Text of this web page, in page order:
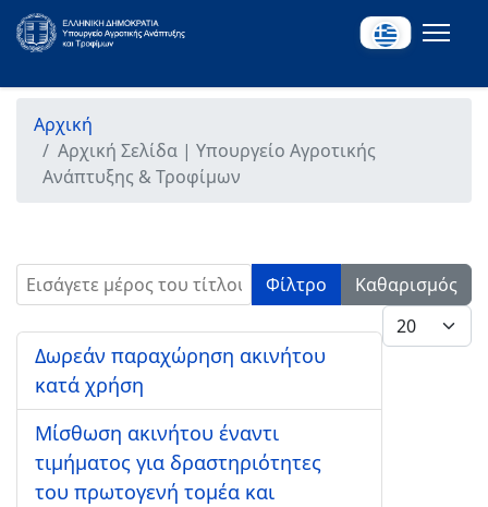
Αρχική
Αρχική Σελίδα | Υπουργείο Αγροτικής
Ανάπτυξης & Τροφίμων
Εισάγετε μέρος του τίτλου. Φίλτρο
Καθαρισμός
Εμφάνιση #
Δωρεάν παραχώρηση ακινήτου
κατά χρήση
Μίσθωση ακινήτου έναντι
τιμήματος για δραστηριότητες
του πρωτογενή τομέα και